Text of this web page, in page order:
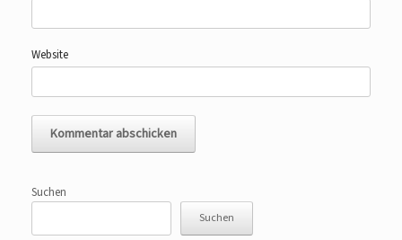
Website
Suchen
Suchen